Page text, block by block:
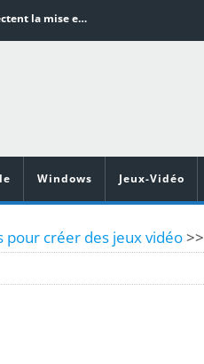
Word en PDF : les outils qui respectent la mise en page
Vidéoprojecteurs Asus : Top 6 des meilleurs modèles de la marque
Windows Jeux-Vidéo
pour créer des jeux vidéo>>